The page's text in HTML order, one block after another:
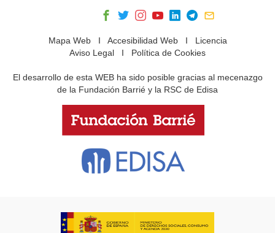
Mapa WebI Accesibilidad WebI Licencia
Aviso Legal I Política de Cookies
El desarrollo de esta WEB ha sido posible gracias al mecenazgo
de la Fundación Barrié y la RSC de Edisa